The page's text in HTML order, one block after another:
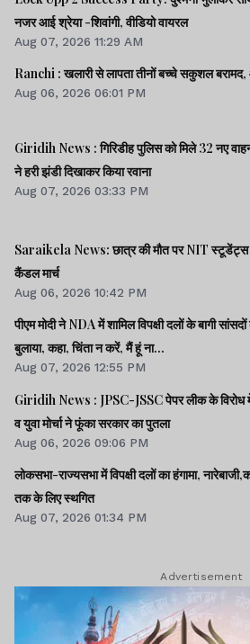
नजर आई श्रेया -शिवांगी, वीडियो वायरल
Aug 07, 2026 11:29 AM
Ranchi : खलारी से लापता तीनों बच्चे सकुशल बरामद,
Aug 06, 2026 06:01 PM
Giridih News : गिरिडीह पुलिस को मिले 32 नए
ने हरी झंडी दिखाकर किया रवाना
Aug 07, 2026 03:33 PM
Saraikela News: छात्र की मौत पर NIT स्टूडेंट्स
कैंडल मार्च
Aug 06, 2026 10:42 PM
पीएम मोदी ने NDA में शामिल विपक्षी दलों के बागी
बुलाया, कहा, चिंता न करें, मैं हूं ना...
Aug 07, 2026 12:55 PM
Giridih News : JPSC-JSSC पेपर लीक के
व युवा मोर्चा ने फूंका सरकार का पुतला
Aug 06, 2026 09:06 PM
लोकसभा-राज्यसभा में विपक्षी दलों का हंगामा,
तक के लिए स्थगित
Aug 07, 2026 01:34 PM
Advertisement